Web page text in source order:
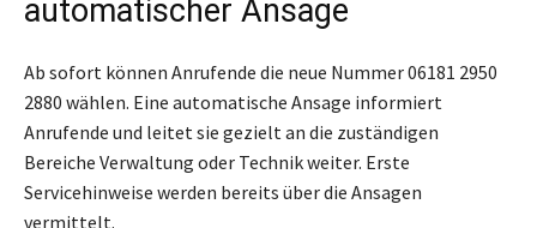
automatischer Ansage
Ab sofort können Anrufende die neue Nummer 06181 2950
2880 wählen. Eine automatische Ansage informiert
Anrufende und leitet sie gezielt an die zuständigen
Bereiche Verwaltung oder Technik weiter. Erste
Servicehinweise werden bereits über die Ansagen
vermittelt.